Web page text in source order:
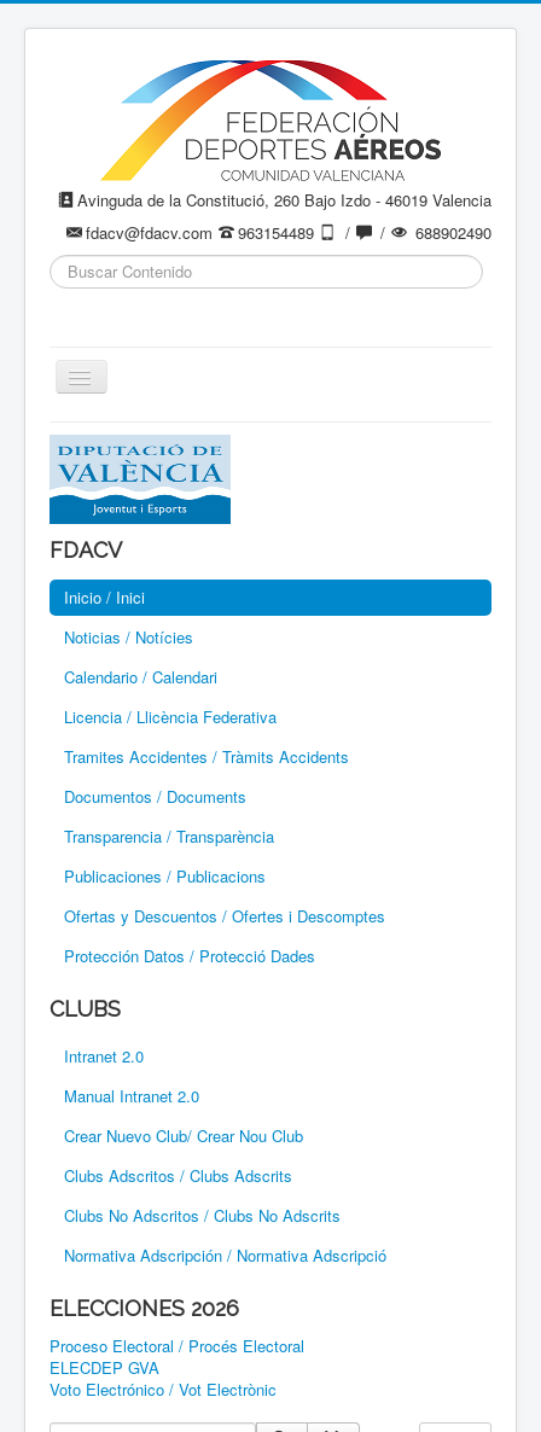
Avinguda de la Constitució, 260 Bajo Izdo - 46019 Valencia
fdacv@fdacv.com
963154489 / /
688902490
Buscar...
Cambiar
navegación
Aeromodelismo / Aeromodelisme
Ala Delta
Paracaidismo / Paracaigudisme
Paramotor
Parapente / Parapent
Ultraligeros / Ultralleugers
Vuelo Con Motor / Vol Amb Motor
FDACV
Inicio / Inici
Noticias / Notícies
Calendario / Calendari
Licencia / Llicència Federativa
Tramites Accidentes / Tràmits Accidents
Documentos / Documents
Transparencia / Transparència
Publicaciones / Publicacions
Ofertas y Descuentos / Ofertes i Descomptes
Protección Datos / Protecció Dades
CLUBS
Intranet 2.0
Manual Intranet 2.0
Crear Nuevo Club/ Crear Nou Club
Clubs Adscritos / Clubs Adscrits
Clubs No Adscritos / Clubs No Adscrits
Normativa Adscripción / Normativa Adscripció
ELECCIONES 2026
Proceso Electoral / Procés Electoral
ELECDEP GVA
Voto Electrónico / Vot Electrònic